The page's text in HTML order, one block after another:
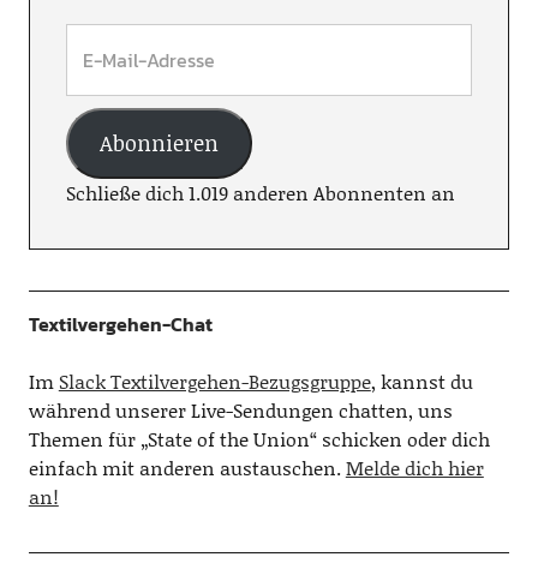
Abonnieren
Schließe dich 1.019 anderen Abonnenten an
Textilvergehen-Chat
Im Slack Textilvergehen-Bezugsgruppe, kannst du
während unserer Live-Sendungen chatten, uns
Themen für „State of the Union“ schicken oder dich
einfach mit anderen austauschen.Melde dich hier
an!